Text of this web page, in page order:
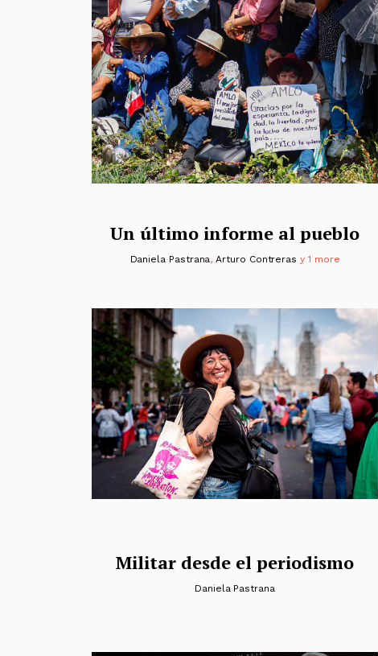
Un último informe al pueblo
Daniela Pastrana,Arturo Contreras y 1 more
Militar desde el periodismo
Daniela Pastrana